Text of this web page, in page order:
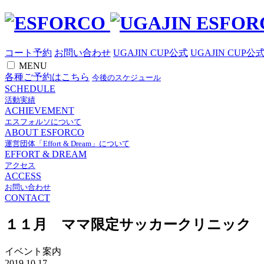
コート予約 お問い合わせ UGAJIN CUP公式 UGAJIN CUP公
MENU
各種ご予約はこちら 今後のスケジュール
SCHEDULE
活動実績
ACHIEVEMENT
エスフォルソについて
ABOUT ESFORCO
運営団体「Effort & Dream」について
EFFORT & DREAM
アクセス
ACCESS
お問い合わせ
CONTACT
１１月 ママ限定サッカークリニック
イベント案内